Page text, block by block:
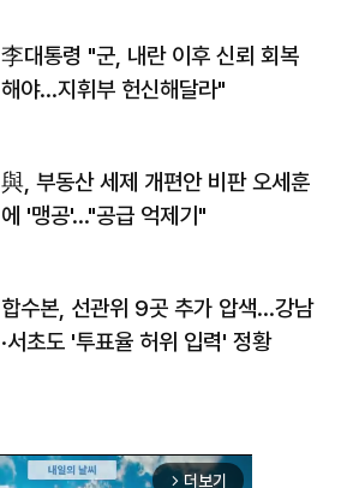
李대통령 "군, 내란 이후 신뢰 회복
해야…지휘부 헌신해달라"
與, 부동산 세제 개편안 비판 오세훈
에 '맹공'…"공급 억제기"
합수본, 선관위 9곳 추가 압색…강남
·서초도 '투표율 허위 입력' 정황
arrow_forward_ios 더보기